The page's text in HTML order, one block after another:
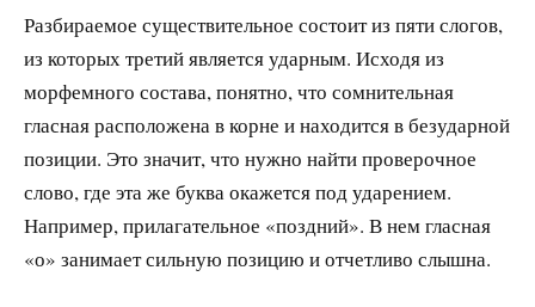
Разбираемое существительное состоит из пяти слогов,
из которых третий является ударным. Исходя из
морфемного состава, понятно, что сомнительная
гласная расположена в корне и находится в безударной
позиции. Это значит, что нужно найти проверочное
слово, где эта же буква окажется под ударением.
Например, прилагательное «поздний». В нем гласная
«о» занимает сильную позицию и отчетливо слышна.